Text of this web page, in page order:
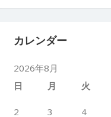
カレンダー
2026年8月
日
月 火
2
3 4